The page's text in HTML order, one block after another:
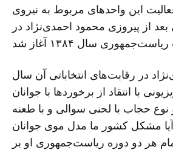
این واحدهای مربوط به نیروی
از پیروزی محمود احمدی‌نژاد در
در رقابت‌های انتخاباتی آن سال
با انتقاد از برخوردها با جوانان
حجاب با لحنی سوالی و با طعنه
آیا مشکل کشور ما مدل موی جوانان
هر دو دوره ریاست‌جمهوری او بر